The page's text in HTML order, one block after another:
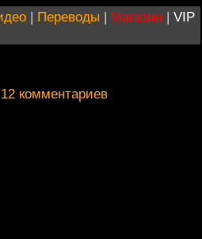
| Переводы | Магазин | VIP
12 комментариев